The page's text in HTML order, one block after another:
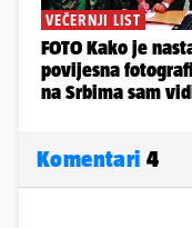
Komentari 4